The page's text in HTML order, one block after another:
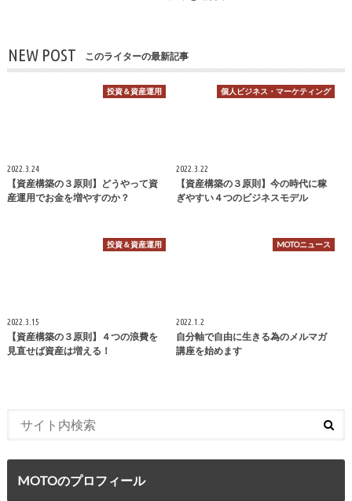
NEW POST このライターの最新記事
投資＆資産運用
2022.3.24
【資産構築の３原則】どうやって資
産運用でお金を増やすのか？
個人ビジネス・マーケティング
2022.3.22
【資産構築の３原則】今の時代に稼
ぎやすい４つのビジネスモデル
投資＆資産運用
2022.3.15
【資産構築の３原則】４つの浪費を
見直せば資産は増える！
MOTOニュース
2022.1.2
自分軸で自由に生きる為のメルマガ
講座を始めます
MOTOのプロフィール